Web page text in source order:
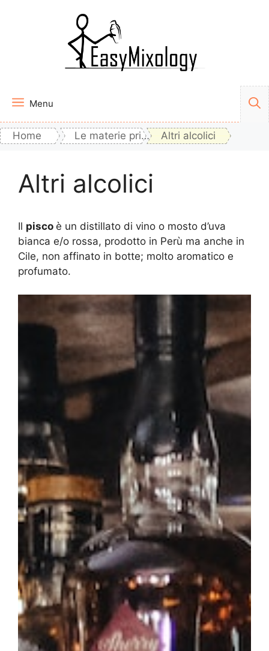
Menu
Home Le materie prime Altri alcolici
Altri alcolici
Il pisco è un distillato di vino o mosto d’uva
bianca e/o rossa, prodotto in Perù ma anche in
Cile, non affinato in botte; molto aromatico e
profumato.